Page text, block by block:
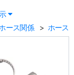
ース関係 ホース